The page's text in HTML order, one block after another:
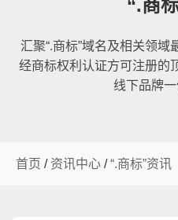
“.商
汇聚“.商标”域名及相关领域
经商标权利认证方可注册的
线下品牌一
首页 / 资讯中心 /“.商标”资讯